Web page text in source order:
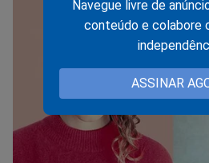
Navegue livre de
conteúdo e colabore
ASSINAR